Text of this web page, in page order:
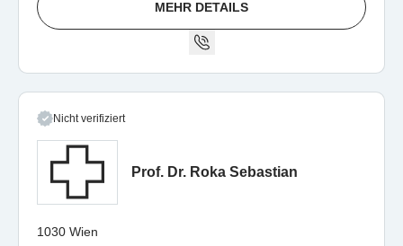
MEHR DETAILS
Nicht verifiziert
Prof. Dr. Roka Sebastian
1030 Wien